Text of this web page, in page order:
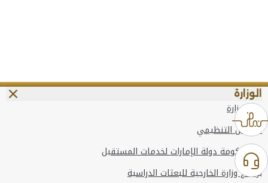
الوزارة
عن الوزارة
الهيكل التنظيمي
وعد حكومة دولة الإمارات لخدمات المستقبل
برنامج وزارة الخارجية للبعثات الدراسية